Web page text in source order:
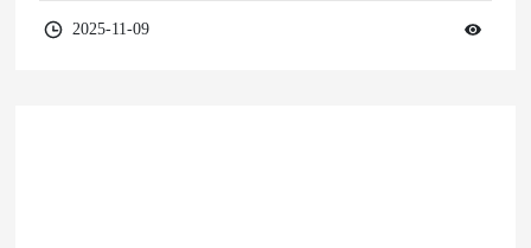
2025-11-09